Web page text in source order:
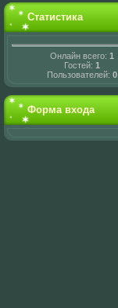
Статистика
Онлайн всего: 1
Гостей: 1
Пользователей: 0
Форма входа